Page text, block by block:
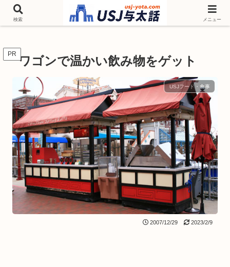
チケットやシーズンイベント ニンテンドーワールド アトラクションなどユニ
バを歩いて情報収集しています
PR ワゴンで温かい飲み物をゲット
USJフード・食事
2007/12/29 2023/2/9
検索 メニュー